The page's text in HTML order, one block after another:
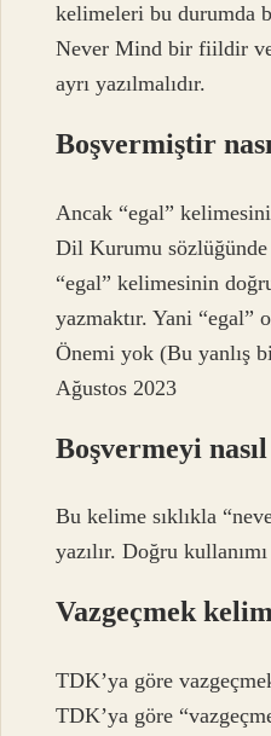
kelimeleri bu durumda
Never Mind bir fiildir
ayrı yazılmalıdır.
Boşvermiştir
Ancak “egal”
Dil Kurumu sözlüğünde
“egal” kelimesinin
yazmaktır. Yani “egal”
Önemi yok (Bu yanlış
Ağustos 2023
Boşvermeyi nasıl
Bu kelime sıklıkla
yazılır. Doğru
Vazgeçmek
TDK’ya göre
TDK’ya göre